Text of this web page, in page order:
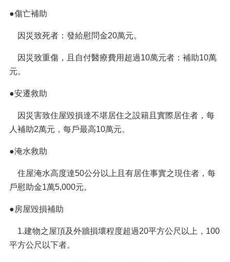
●傷亡補助
因災致死者：發給慰問金20萬元。
因災致重傷，且自付醫療費用超過10萬元者：補助10萬
元。
●安遷救助
因災害致住屋毀損達不堪居住之設籍且實際居住者，每
人補助2萬元，每戶最高10萬元。
●淹水救助
住屋淹水高度達50公分以上且有居住事實之現住者，每
戶慰助金1萬5,000元。
●房屋毀損補助
1.建物之屋頂及外牆損壞程度超過20平方公尺以上，100
平方公尺以下者。